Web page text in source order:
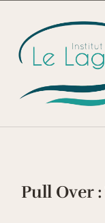
Pull Over